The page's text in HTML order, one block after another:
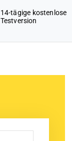
14-tägige kostenlose
Testversion